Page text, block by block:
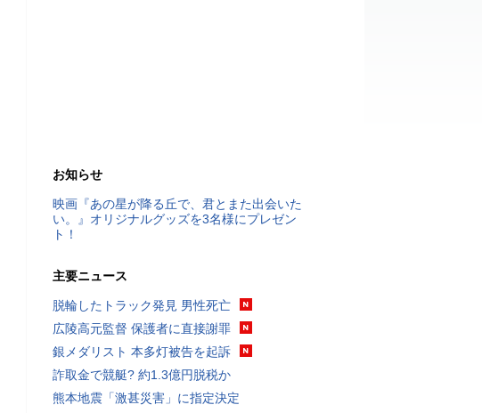
お知らせ
映画『あの星が降る丘で、君とまた出会いた
い。』オリジナルグッズを3名様にプレゼン
ト！
主要ニュース
脱輪したトラック発見 男性死亡
広陵高元監督 保護者に直接謝罪
銀メダリスト 本多灯被告を起訴
詐取金で競艇? 約1.3億円脱税か
熊本地震「激甚災害」に指定決定